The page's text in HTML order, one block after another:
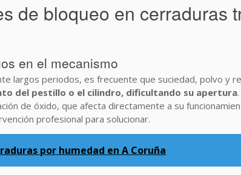
de bloqueo en cerraduras
en el mecanismo
largos periodos, es frecuente que suciedad, polvo y
del pestillo o el cilindro, dificultando su apertura
de óxido, que afecta directamente a su
profesional para solucionar.
por humedad en A Coruña